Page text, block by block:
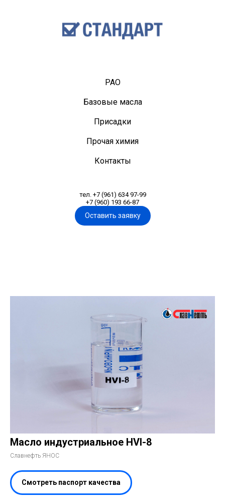
PAO
Базовые масла
Присадки
Прочая химия
Контакты
тел. +7 (961) 634 97-99
+7 (960) 193 66-87
Оставить заявку
Масло индустриальное HVI-8
Славнефть ЯНОС
Смотреть паспорт качества